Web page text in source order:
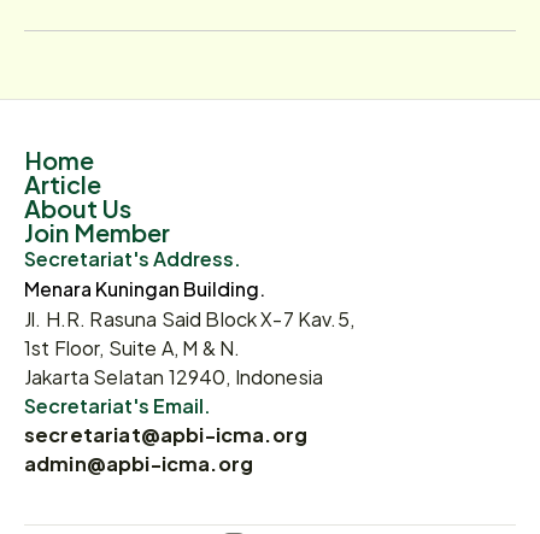
Home
Article
About Us
Join Member
Secretariat's Address.
Menara Kuningan Building.
Jl. H.R. Rasuna Said Block X-7 Kav.5,
1st Floor, Suite A, M & N.
Jakarta Selatan 12940, Indonesia
Secretariat's Email.
secretariat@apbi-icma.org
admin@apbi-icma.org